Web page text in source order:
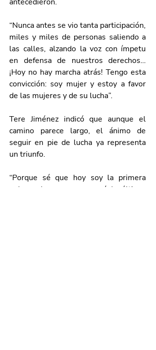
“Nunca antes se vio tanta participación,
miles y miles de personas saliendo a
las calles, alzando la voz con ímpetu
en defensa de nuestros derechos…
¡Hoy no hay marcha atrás! Tengo esta
convicción: soy mujer y estoy a favor
de las mujeres y de su lucha”.
Tere Jiménez indicó que aunque el
camino parece largo, el ánimo de
seguir en pie de lucha ya representa
un triunfo.
“Porque sé que hoy soy la primera
gobernadora, pero no seré la última;